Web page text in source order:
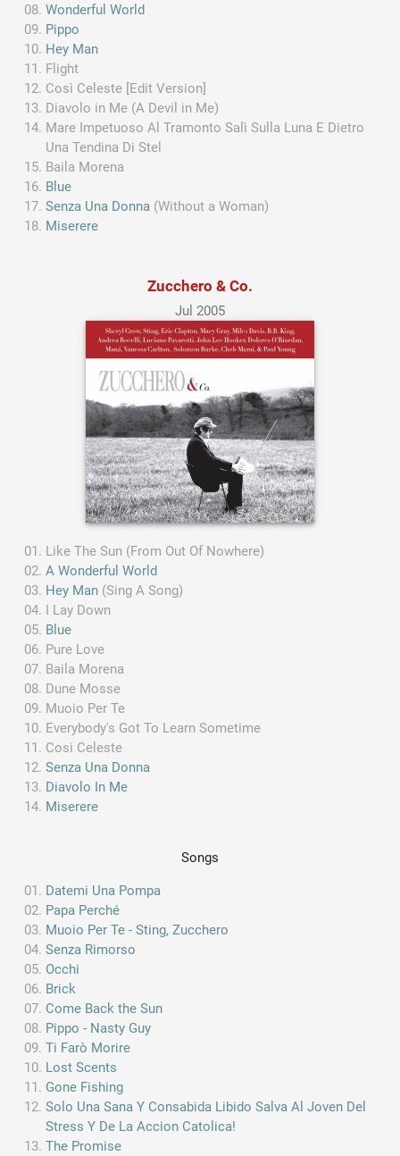
Wonderful World
Pippo
Hey Man
Flight
Così Celeste [Edit Version]
Diavolo in Me (A Devil in Me)
Mare Impetuoso Al Tramonto Salì Sulla Luna E Dietro
Una Tendina Di Stel
Baila Morena
Blue
Senza Una Donna (Without a Woman)
Miserere
Zucchero & Co.
Jul 2005
Like The Sun (From Out Of Nowhere)
A Wonderful World
Hey Man (Sing A Song)
I Lay Down
Blue
Pure Love
Baila Morena
Dune Mosse
Muoio Per Te
Everybody's Got To Learn Sometime
Cosi Celeste
Senza Una Donna
Diavolo In Me
Miserere
Songs
Datemi Una Pompa
Papa Perché
Muoio Per Te - Sting, Zucchero
Senza Rimorso
Occhi
Brick
Come Back the Sun
Pippo - Nasty Guy
Ti Farò Morire
Lost Scents
Gone Fishing
Solo Una Sana Y Consabida Libido Salva Al Joven Del
Stress Y De La Accion Catolica!
The Promise